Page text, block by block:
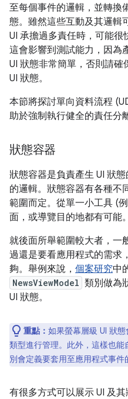
至每個事件的邏輯，並轉換
態。雖然這些互動及其邏輯
UI 承擔過多責任時，可能很
這會影響到測試能力，因為
UI 狀態非常簡單，否則請確
UI 狀態。
本節將探討單向資料流程
助於強制執行健全的責任分
狀態容器
狀態容器是負責產生 UI 狀
的邏輯。狀態容器有各種不
範圍而定。從單一小工具 (
面，或導覽目的地都有可能。
就後面所舉範圍較大者，一
過還是要看應用程式的需求
夠。舉例來說， 個案研究中
NewsViewModel 類別做為
UI 狀態。
重點： 如果螢幕層級 UI 狀
類型進行管理。此外，這樣也能
別會定義要套用至應用程式事件
有很多方式可以展示 UI 及